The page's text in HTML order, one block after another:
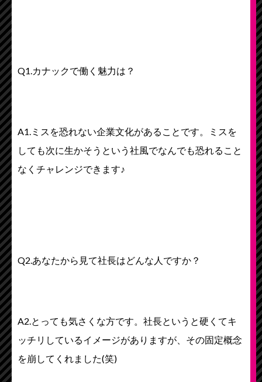
Q1.カナックで働く魅力は？
A1.ミスを恐れない企業文化があることです。ミスを
しても次に生かそうという社風でなんでも恐れること
なくチャレンジできます♪
Q2.あなたから見て社長はどんな人ですか？
A2.とっても気さくな方です。社長というと硬くてキ
ッチリしているイメージがありますが、その固定概念
を崩してくれました(笑)